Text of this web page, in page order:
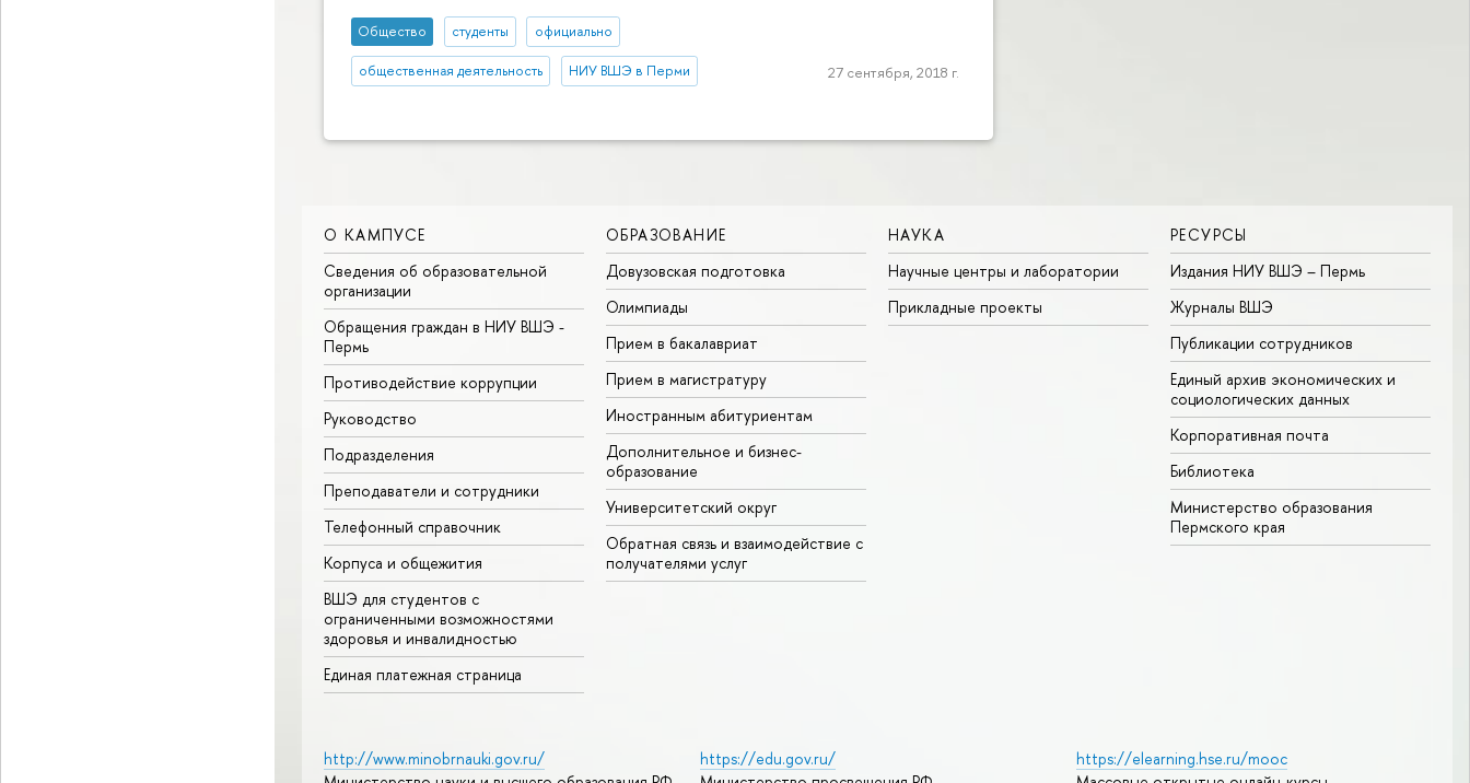
Общество студенты официально
общественная деятельность НИУ ВШЭ в Перми 27 сентября, 2018 г.
О КАМПУСЕ
Сведения об образовательной
организации
Обращения граждан в НИУ ВШЭ -
Пермь
Противодействие коррупции
Руководство
Подразделения
Преподаватели и сотрудники
Телефонный справочник
Корпуса и общежития
ВШЭ для студентов с
ограниченными возможностями
здоровья и инвалидностью
Единая платежная страница
ОБРАЗОВАНИЕ
Довузовская подготовка
Олимпиады
Прием в бакалавриат
Прием в магистратуру
Иностранным абитуриентам
Дополнительное и бизнес-
образование
Университетский округ
Обратная связь и взаимодействие с
получателями услуг
НАУКА
Научные центры и лаборатории
Прикладные проекты
РЕСУРСЫ
Издания НИУ ВШЭ ­– Пермь
Журналы ВШЭ
Публикации сотрудников
Единый архив экономических и
социологических данных
Корпоративная почта
Библиотека
Министерство образования
Пермского края
http://www.minobrnauki.gov.ru/
https://edu.gov.ru/
https://elearning.hse.ru/mooc